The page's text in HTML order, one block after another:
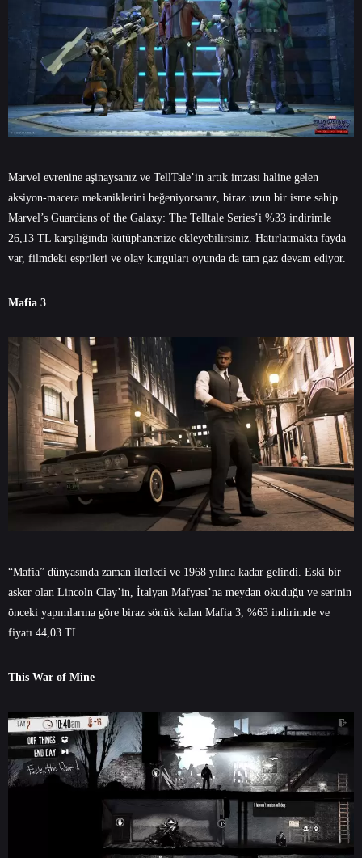
Marvel evrenine aşinaysanız ve TellTale’in artık imzası haline gelen
aksiyon-macera mekaniklerini beğeniyorsanız, biraz uzun bir isme sahip
Marvel’s Guardians of the Galaxy: The Telltale Series’i %33 indirimle
26,13 TL karşılığında kütüphanenize ekleyebilirsiniz. Hatırlatmakta fayda
var, filmdeki esprileri ve olay kurguları oyunda da tam gaz devam ediyor.
Mafia 3
“Mafia” dünyasında zaman ilerledi ve 1968 yılına kadar gelindi. Eski bir
asker olan Lincoln Clay’in, İtalyan Mafyası’na meydan okuduğu ve serinin
önceki yapımlarına göre biraz sönük kalan Mafia 3, %63 indirimde ve
fiyatı 44,03 TL.
This War of Mine